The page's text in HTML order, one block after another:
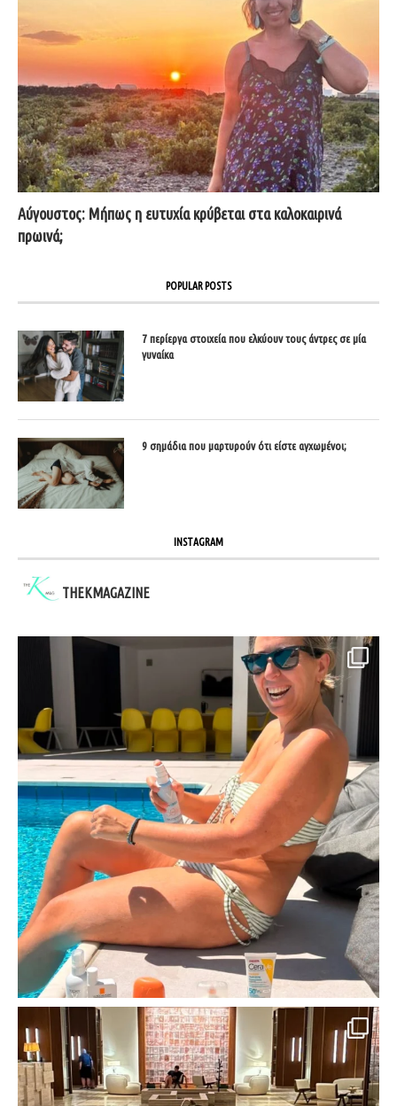
Αύγουστος: Μήπως η ευτυχία κρύβεται στα καλοκαιρινά
πρωινά;
POPULAR POSTS
7 περίεργα στοιχεία που ελκύουν τους άντρες σε μία
γυναίκα
9 σημάδια που μαρτυρούν ότι είστε αγχωμένοι;
INSTAGRAM
THEKMAGAZINE